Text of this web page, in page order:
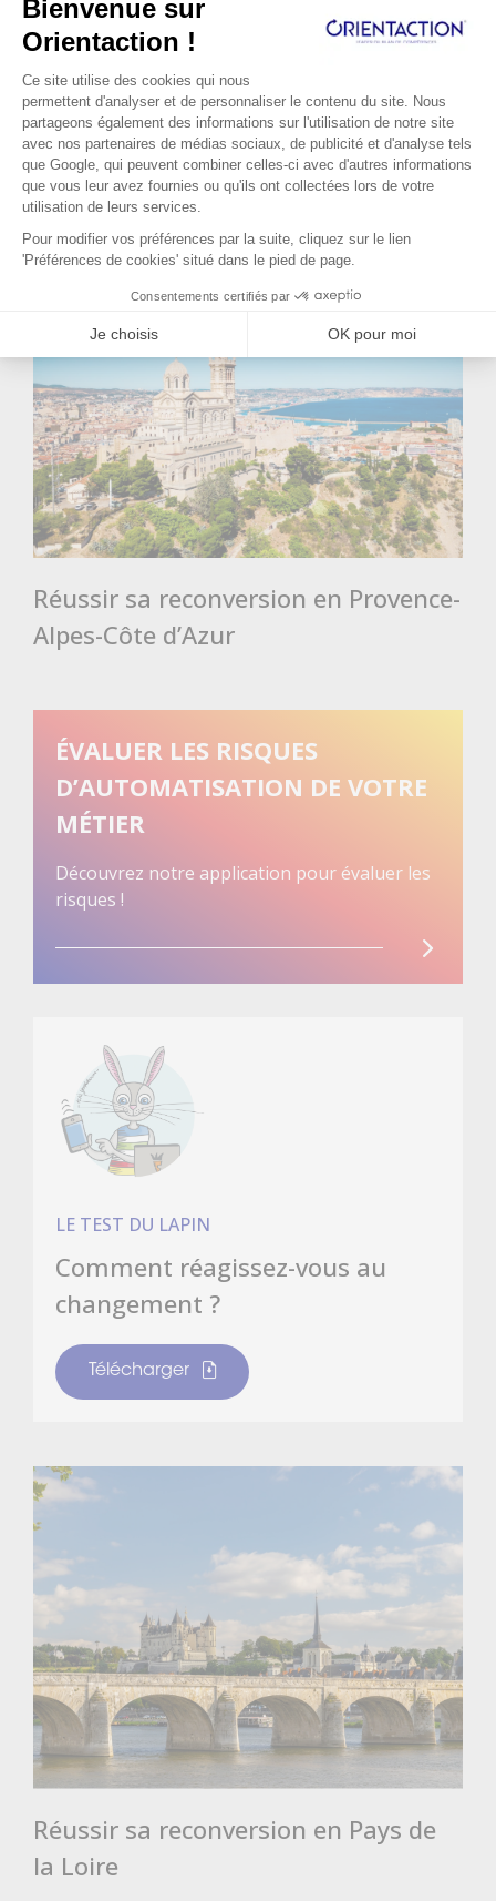
a du sens pour elle. Elle apprécie la
complexité des produits qu’elle
commercialise et la relation avec les
médecins. Malheureusement suite à une
réforme du système de santé son poste va
disparaître. Elle a environ un an pour
préparer sa reconversion. C’est dans ce
contexte qu’elle s’adresse à Orient'Action®.
Lire la suite...
Réussir sa reconversion en Provence-
Alpes-Côte d’Azur
ÉVALUER LES RISQUES
D’AUTOMATISATION DE VOTRE
MÉTIER
Découvrez notre application pour évaluer les
risques !
LE TEST DU LAPIN
Comment réagissez-vous au
changement ?
Télécharger
Réussir sa reconversion en Pays de
la Loire